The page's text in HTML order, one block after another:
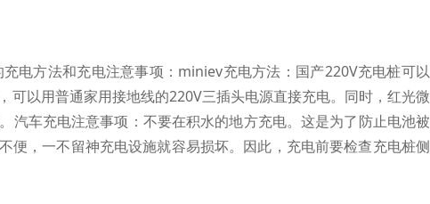
电方法和充电注意事项：miniev充电方法：国产220V充电桩可以
以用普通家用接地线的220V三插头电源直接充电。同时，红光微
汽车充电注意事项：不要在积水的地方充电。这是为了防止电池被
，一不留神充电设施就容易损坏。因此，充电前要检查充电桩侧